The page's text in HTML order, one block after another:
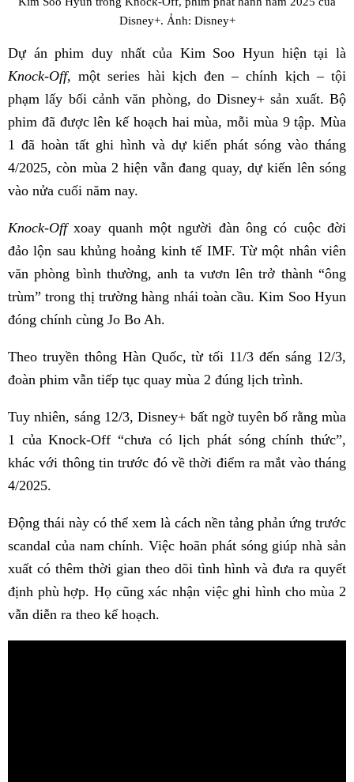
Disney+. Ảnh: Disney+
Dự án phim duy nhất của Kim Soo Hyun hiện tại là
Knock-Off, một series hài kịch đen – chính kịch – tội
phạm lấy bối cảnh văn phòng, do Disney+ sản xuất. Bộ
phim đã được lên kế hoạch hai mùa, mỗi mùa 9 tập. Mùa
1 đã hoàn tất ghi hình và dự kiến phát sóng vào tháng
4/2025, còn mùa 2 hiện vẫn đang quay, dự kiến lên sóng
vào nửa cuối năm nay.
Knock-Offxoay quanh một người đàn ông có cuộc đời
đảo lộn sau khủng hoảng kinh tế IMF. Từ một nhân viên
văn phòng bình thường, anh ta vươn lên trở thành “ông
trùm” trong thị trường hàng nhái toàn cầu. Kim Soo Hyun
đóng chính cùng Jo Bo Ah.
Theo truyền thông Hàn Quốc, từ tối 11/3 đến sáng 12/3,
đoàn phim vẫn tiếp tục quay mùa 2 đúng lịch trình.
Tuy nhiên, sáng 12/3, Disney+ bất ngờ tuyên bố rằng mùa
1 của Knock-Off “chưa có lịch phát sóng chính thức”,
khác với thông tin trước đó về thời điểm ra mắt vào tháng
4/2025.
Động thái này có thể xem là cách nền tảng phản ứng trước
scandal của nam chính. Việc hoãn phát sóng giúp nhà sản
xuất có thêm thời gian theo dõi tình hình và đưa ra quyết
định phù hợp. Họ cũng xác nhận việc ghi hình cho mùa 2
vẫn diễn ra theo kế hoạch.